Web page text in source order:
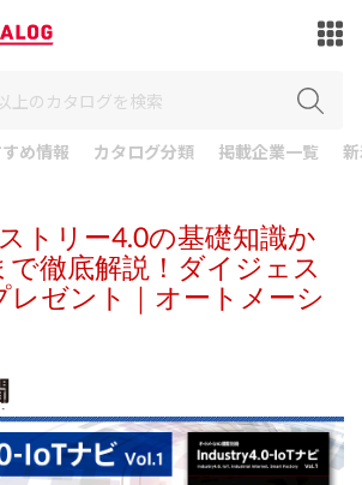
め情報 カタログ分類 掲載企業一覧
トリー4.0の基礎知識か
で徹底解説！ダイジェス
レゼント｜オートメーシ